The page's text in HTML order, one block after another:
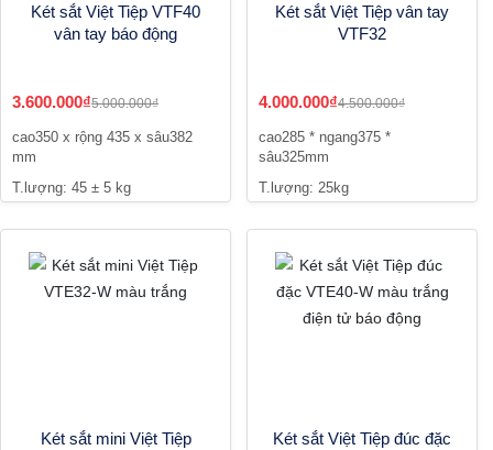
Két sắt Việt Tiệp VTF40
vân tay báo động
3.600.000₫5.000.000₫
cao350 x rộng 435 x sâu382
mm
T.lượng: 45 ± 5 kg
Két sắt Việt Tiệp vân tay
VTF32
4.000.000₫4.500.000₫
cao285 * ngang375 *
sâu325mm
T.lượng: 25kg
Két sắt mini Việt Tiệp
Két sắt Việt Tiệp đúc đặc